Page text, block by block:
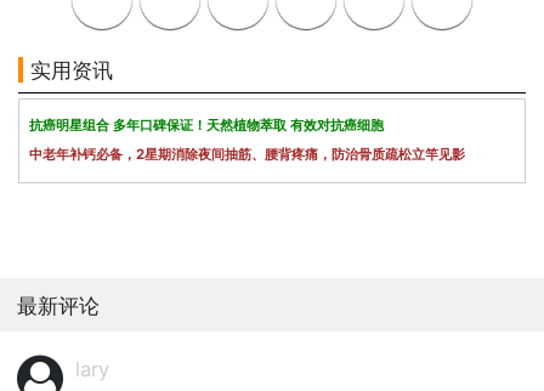
实用资讯
抗癌明星组合 多年口碑保证！天然植物萃取 有效对抗癌细胞
中老年补钙必备，2星期消除夜间抽筋、腰背疼痛，防治骨质疏松立竿见影
最新评论
lary